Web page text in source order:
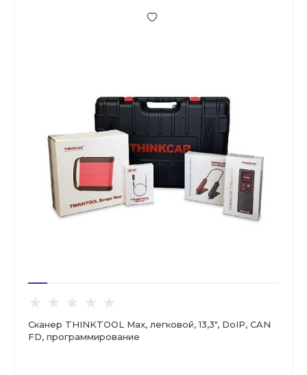
Сканер THINKTOOL Max, легковой, 13,3", DoIP, CAN
FD, программирование